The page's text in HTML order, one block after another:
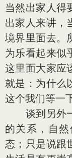
当然出家人得
出家人来讲，
境界里面去。
为乐看起来似
这里面大家应
就是：为什么
这个我们等一
谈到另外一
的关系，自
态；只是说跟